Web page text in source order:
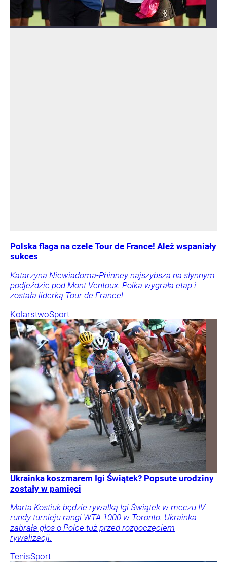
Polska flaga na czele Tour de France! Ależ wspaniały
sukces
Katarzyna Niewiadoma-Phinney najszybsza na słynnym
podjeździe pod Mont Ventoux. Polka wygrała etap i
została liderką Tour de France!
KolarstwoSport
Ukrainka koszmarem Igi Świątek? Popsute urodziny
zostały w pamięci
Marta Kostiuk będzie rywalką Igi Świątek w meczu IV
rundy turnieju rangi WTA 1000 w Toronto. Ukrainka
zabrała głos o Polce tuż przed rozpoczęciem
rywalizacji.
TenisSport